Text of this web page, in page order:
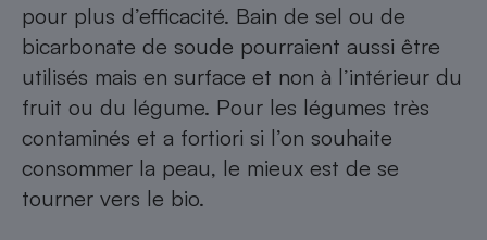
pour plus d’efficacité. Bain de sel ou de
bicarbonate de soude pourraient aussi être
utilisés mais en surface et non à l’intérieur du
fruit ou du légume. Pour les légumes très
contaminés et a fortiori si l’on souhaite
consommer la peau, le mieux est de se
tourner vers le bio.